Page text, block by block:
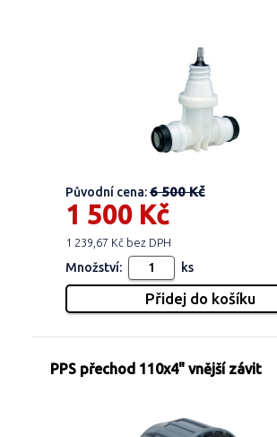
Původní cena:6 500 Kč
1 500 Kč
1 239,67 Kč bez DPH
Množství: ks
PPS přechod 110x4" vnější závit